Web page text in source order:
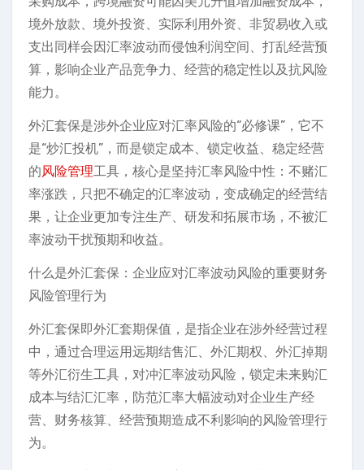
境外放款、境外投资、实际利用外资、非贸易收入或
支出同样会因汇率波动而侵蚀利润空间、打乱经营预
算，影响企业产品竞争力、经营的稳定性以及抗风险
能力。
外汇套保是涉外企业应对汇率风险的“必修课”，它不
是“炒汇投机”，而是锁定成本、锁定收益、稳定经营
的风险管理工具，核心是坚持汇率风险中性：不赌汇
率涨跌，只把不确定的汇率波动，变成确定的经营结
果，让企业更加专注生产、研发和拓展市场，不被汇
率波动干扰预期和收益。
什么是外汇套保：企业应对汇率波动风险的重要财务
风险管理行为
外汇套保即外汇套期保值，是指企业在涉外经营过程
中，通过合理运用远期结售汇、外汇期权、外汇掉期
等外汇衍生工具，对冲汇率波动风险，锁定未来购汇
成本与结汇汇率，防范汇率大幅波动对企业生产经
营、财务核算、经营预期造成不利影响的风险管理行
为。